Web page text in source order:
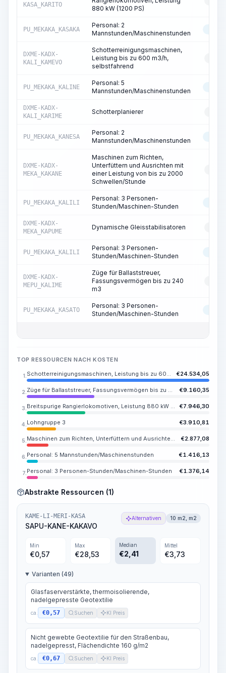
KASA_KARITO
880 kW (1200 PS)
PU_MEKAKA_KASAKA
Personal: 2
Mannstunden/Maschinenstunden
DXME-KADX-
KALI_KAMEVO
Schotterreinigungsmaschinen,
Leistung bis zu 600 m3/h,
selbstfahrend
PU_MEKAKA_KALINE
Personal: 5
Mannstunden/Maschinenstunden
DXME-KADX-
KALI_KARIME
Schotterplanierer
PU_MEKAKA_KANESA
Personal: 2
Mannstunden/Maschinenstunden
DXME-KADX-
MEKA_KAKANE
Maschinen zum Richten,
Unterfüttern und Ausrichten mit
einer Leistung von bis zu 2000
Schwellen/Stunde
PU_MEKAKA_KALILI
Personal: 3 Personen-
Stunden/Maschinen-Stunden
DXME-KADX-
MEKA_KAPUME
Dynamische Gleisstabilisatoren
PU_MEKAKA_KALILI
Personal: 3 Personen-
Stunden/Maschinen-Stunden
DXME-KADX-
MEPU_KALIME
Züge für Ballaststreuer,
Fassungsvermögen bis zu 240
m3
PU_MEKAKA_KASATO
Personal: 3 Personen-
Stunden/Maschinen-Stunden
TOP RESSOURCEN NACH KOSTEN
1. Schotterreinigungsmaschinen, Leistung bis zu 600 m3/h, selbstfahrend €24.534,05
2. Züge für Ballaststreuer, Fassungsvermögen bis zu 240 m3 €9.160,35
3. Breitspurige Rangierlokomotiven, Leistung 880 kW (1200 PS) €7.946,30
4. Lohngruppe 3 €3.910,81
5. Maschinen zum Richten, Unterfüttern und Ausrichten mit einer Leistung von bis zu 2000 Schwellen/Stunde €2.877,08
6. Personal: 5 Mannstunden/Maschinenstunden €1.416,13
7. Personal: 3 Personen-Stunden/Maschinen-Stunden €1.376,14
Abstrakte Ressourcen (1)
KAME-LI-MERI-KASA
SAPU-KANE-KAKAVO
Alternativen 10 m2, m2
Min
€0,57
Max
€28,53
Median
€2,41
Mittel
€3,73
Varianten (49)
Glasfaserverstärkte, thermoisolierende,
nadelgepresste Geotextilie
ca. €0,57 Suchen KI Preis
Nicht gewebte Geotextilie für den Straßenbau,
nadelgepresst, Flächendichte 160 g/m2
ca. €0,67 Suchen KI Preis